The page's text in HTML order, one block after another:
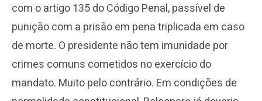
com o artigo 135 do Código Penal, passível de
punição com a prisão em pena triplicada em caso
de morte. O presidente não tem imunidade por
crimes comuns cometidos no exercício do
mandato. Muito pelo contrário. Em condições de